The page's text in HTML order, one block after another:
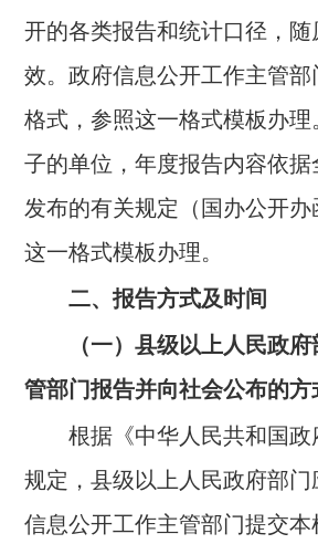
开的各类报告和统计口径，
效。政府信息公开工作主管
格式，参照这一格式模板办
子的单位，年度报告内容依
发布的有关规定（国办公开
这一格式模板办理。
二、报告方式及时间
（一）县级以上人民政
管部门报告并向社会公布的方
根据《中华人民共和国
规定，县级以上人民政府部
信息公开工作主管部门提交